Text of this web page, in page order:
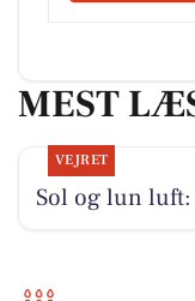
MEST
VEJRET
Sol og lun